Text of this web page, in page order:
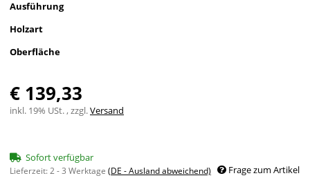
Ausführung
Holzart
Oberfläche
€ 139,33
inkl. 19% USt. , zzgl.Versand
Sofort verfügbar
Lieferzeit:2 - 3 Werktage (DE - Ausland abweichend) Frage zum Artikel